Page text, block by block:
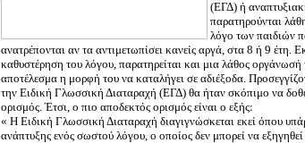
(ΕΓΔ) ή
παρατηρούνται
λόγο των παιδιών
ανατρέπονται αν τα αντιμετωπίσει κανείς αργά, στα 8 ή 9 έτη.
καθυστέρηση του λόγου, παρατηρείται και μια λάθος οργάνωσή
αποτέλεσμα η μορφή του να καταλήγει σε αδιέξοδα.
την Ειδική Γλωσσική Διαταραχή (ΕΓΔ) θα ήταν σκόπιμο να
« Η Ειδική Γλωσσική Διαταραχή διαγιγνώσκεται εκεί όπου
ανάπτυξης ενός σωστού λόγου, ο οποίος δεν μπορεί να